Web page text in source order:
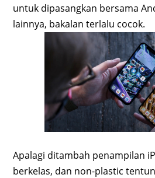
untuk dipasangkan bersama
lainnya, bakalan terlalu cocok.
Apalagi ditambah penampilan
berkelas, dan non-plastic